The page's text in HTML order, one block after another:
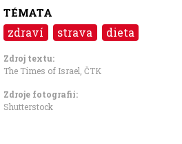
TÉMATA
zdraví strava dieta
Zdroj textu:
The Times of Israel ČTK
Zdroje fotografii:
Shutterstock